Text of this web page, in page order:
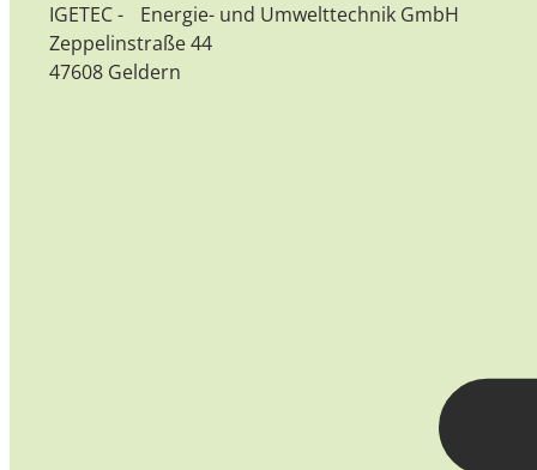
IGETEC - Energie- und Umwelttechnik GmbH
Zeppelinstraße 44
47608 Geldern